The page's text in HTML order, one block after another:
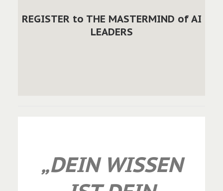
REGISTER to THE MASTERMIND of AI
LEADERS
„DEIN WISSEN